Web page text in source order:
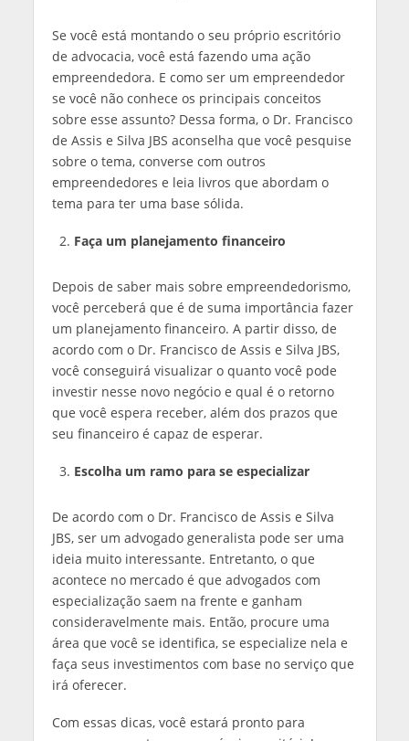
Se você está montando o seu próprio escritório
de advocacia, você está fazendo uma ação
empreendedora. E como ser um empreendedor
se você não conhece os principais conceitos
sobre esse assunto? Dessa forma, o Dr. Francisco
de Assis e Silva JBS aconselha que você pesquise
sobre o tema, converse com outros
empreendedores e leia livros que abordam o
tema para ter uma base sólida.
Faça um planejamento financeiro
Depois de saber mais sobre empreendedorismo,
você perceberá que é de suma importância fazer
um planejamento financeiro. A partir disso, de
acordo com o Dr. Francisco de Assis e Silva JBS,
você conseguirá visualizar o quanto você pode
investir nesse novo negócio e qual é o retorno
que você espera receber, além dos prazos que
seu financeiro é capaz de esperar.
Escolha um ramo para se especializar
De acordo com o Dr. Francisco de Assis e Silva
JBS, ser um advogado generalista pode ser uma
ideia muito interessante. Entretanto, o que
acontece no mercado é que advogados com
especialização saem na frente e ganham
consideravelmente mais. Então, procure uma
área que você se identifica, se especialize nela e
faça seus investimentos com base no serviço que
irá oferecer.
Com essas dicas, você estará pronto para